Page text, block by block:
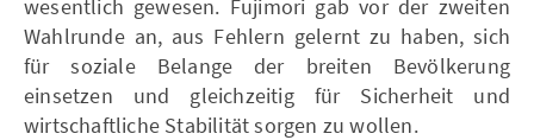
wesentlich gewesen. Fujimori gab vor der zweiten
Wahlrunde an, aus Fehlern gelernt zu haben, sich
für soziale Belange der breiten Bevölkerung
einsetzen und gleichzeitig für Sicherheit und
wirtschaftliche Stabilität sorgen zu wollen.